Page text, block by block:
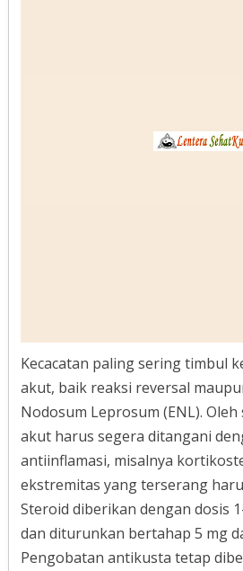
Kecacatan paling sering timbul
akut, baik reaksi reversal
Nodosum Leprosum (ENL).
akut harus segera ditangani
antiinflamasi, misalnya
ekstremitas yang terserang
Steroid diberikan dengan dosis
dan diturunkan bertahap 5 mg
Pengobatan antikusta tetap